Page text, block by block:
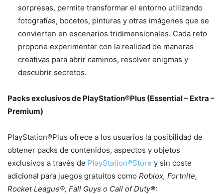
sorpresas, permite transformar el entorno utilizando
fotografías, bocetos, pinturas y otras imágenes que se
convierten en escenarios tridimensionales. Cada reto
propone experimentar con la realidad de maneras
creativas para abrir caminos, resolver enigmas y
descubrir secretos.
Packs exclusivos de PlayStation®Plus (Essential – Extra –
Premium)
PlayStation®Plus ofrece a los usuarios la posibilidad de
obtener packs de contenidos, aspectos y objetos
exclusivos a través de PlayStation®Store y sin coste
adicional para juegos gratuitos como Roblox, Fortnite,
Rocket League®, Fall Guys o Call of Duty®: